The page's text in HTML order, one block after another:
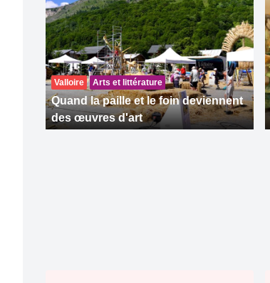
Valloire Arts et littérature
Quand la paille et le foin deviennent
des œuvres d'art